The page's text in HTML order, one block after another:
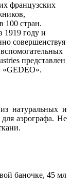
французских
100 стран.
1919 году и
совершенствуя
представлен
«GEDEO».
натуральных и
аэрографа. Не
баночке, 45 мл